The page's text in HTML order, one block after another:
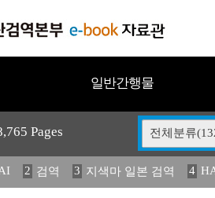
일반간행물
Pages 전체분류
2 검역 3 지색마 일본 검역 4
2025 12 중독성 식물 도감 13 媛 異